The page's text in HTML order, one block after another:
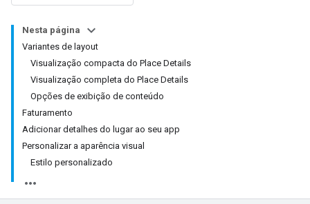
Nesta página
Variantes de layout
Visualização compacta do Place Details
Visualização completa do Place Details
Opções de exibição de conteúdo
Faturamento
Adicionar detalhes do lugar ao seu app
Personalizar a aparência visual
Estilo personalizado